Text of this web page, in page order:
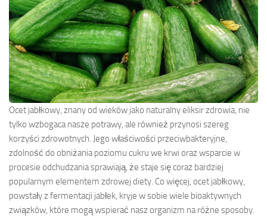
Ocet jabłkowy, znany od wieków jako naturalny eliksir zdrowia, nie
tylko wzbogaca nasze potrawy, ale również przynosi szereg
korzyści zdrowotnych. Jego właściwości przeciwbakteryjne,
zdolność do obniżania poziomu cukru we krwi oraz wsparcie w
procesie odchudzania sprawiają, że staje się coraz bardziej
popularnym elementem zdrowej diety. Co więcej, ocet jabłkowy,
powstały z fermentacji jabłek, kryje w sobie wiele bioaktywnych
związków, które mogą wspierać nasz organizm na różne sposoby.